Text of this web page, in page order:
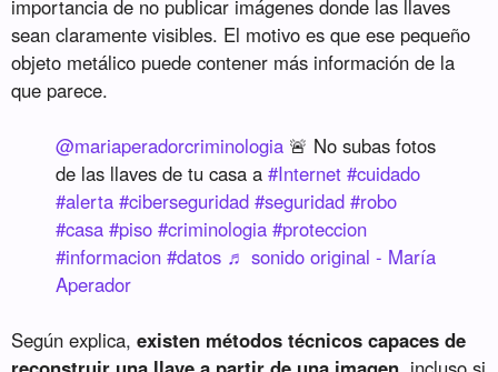
importancia de no publicar imágenes donde las llaves
sean claramente visibles. El motivo es que ese pequeño
objeto metálico puede contener más información de la
que parece.
@mariaperadorcriminologia 🚨 No subas fotos
de las llaves de tu casa a#Internet #cuidado
#alerta #ciberseguridad #seguridad #robo
#casa #piso #criminologia #proteccion
#informacion #datos ♬ sonido original - María
Aperador
Según explica,existen métodos técnicos capaces de